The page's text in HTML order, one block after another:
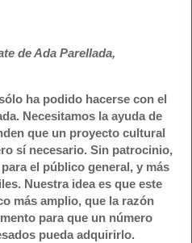
de Ada Parellada,
ha podido hacerse con el
. Necesitamos la ayuda de
que un proyecto cultural
sí necesario. Sin patrocinio,
el público general, y más
Nuestra idea es que este
más amplio, que la razón
para que un número
pueda adquirirlo.